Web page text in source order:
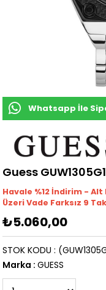
Whatsapp İle
Guess
Havale %12 İndirim - Alt
Üzeri Vade Farksız 9
₺5.060,00
STOK KODU
Marka : GUESS